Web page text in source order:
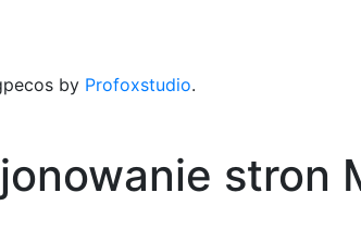
by Profoxstudio.
stron